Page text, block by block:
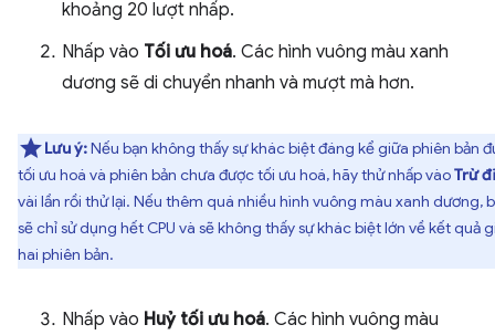
khoảng 20 lượt nhấp.
Nhấp vào Tối ưu hoá. Các hình vuông màu xanh
dương sẽ di chuyển nhanh và mượt mà hơn.
Lưu ý:Nếu bạn không thấy sự khác biệt đáng kể giữa phiên bản
tối ưu hoá và phiên bản chưa được tối ưu hoá, hãy thử nhấp vàoTrừ
vài lần rồi thử lại. Nếu thêm quá nhiều hình vuông màu xanh dương,
sẽ chỉ sử dụng hết CPU và sẽ không thấy sự khác biệt lớn về kết quả
hai phiên bản.
Nhấp vào Huỷ tối ưu hoá. Các hình vuông màu